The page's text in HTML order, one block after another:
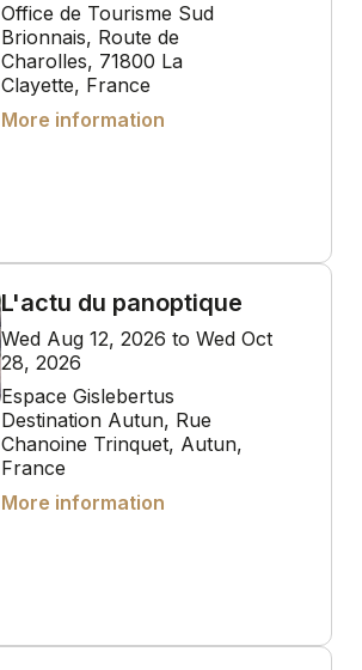
Office de Tourisme Sud
Brionnais, Route de
Charolles, 71800 La
Clayette, France
More information
L'actu du panoptique
Wed Aug 12, 2026 to Wed Oct
28, 2026
Espace Gislebertus
Destination Autun, Rue
Chanoine Trinquet, Autun,
France
More information